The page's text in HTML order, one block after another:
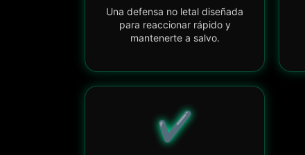
Una defensa no letal diseñada
para reaccionar rápido y
mantenerte a salvo.
✔️